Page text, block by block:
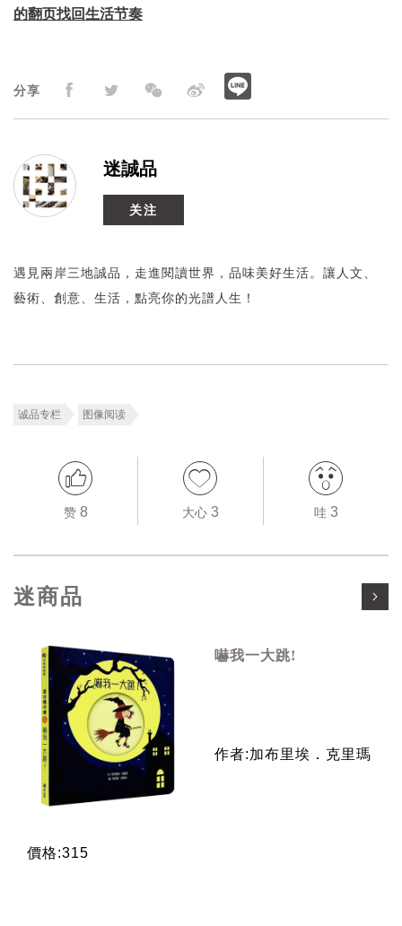
的翻页找回生活节奏
分享
迷誠品
关注
遇見兩岸三地誠品，走進閱讀世界，品味美好生活。讓人文、
藝術、創意、生活，點亮你的光譜人生！
诚品专栏 图像阅读
赞 8 大心 3 哇 3
迷商品
嚇我一大跳!
作者:加布里埃．克里瑪
價格:315